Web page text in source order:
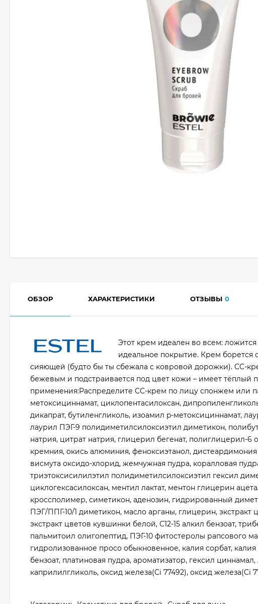
ОБЗОР ХАРАКТЕРИСТИКИ ОТЗЫВЫ 0
Этот крем идеален во всем:
идеальное покрытие. Крем борется
сияющей (будто бы ты сбежала с ковровой дорожки). CC-
бежевым и подстраивается под цвет кожи – имеет тёплый
применения:Распределите СС-крем по лицу спонжем или
метоксициннамат, циклопентасилоксан,
дикапрат, бутиленгликоль, изоамил p-метоксициннамат,
лаурил ПЭГ-9 полидиметилсилоксиэтил диметикон,
натрия, цитрат натрия, глицерил бегенат, полиглицерил-6
кремния, окись алюминия, феноксиэтанол,
висмута оксидо-хлорид, жемчужная пудра, коралловая
триэтоксисилилэтил полидиметилсилоксиэтил гексил
циклогексасилоксан, ментил лактат, ментон глицерин
кроссполимер, симетикон, аденозин, гидрированный
ПЭГ/ППГ-10/1 диметикон, масло арганы, глицерин, экстракт
экстракт цветов кувшинки белой, С12-15 алкил бензоат,
пальмитоил олигопептид, ПЭГ-10 фитостеролы рапсового
гидролизованное просо обыкновенное, калия сорбат,
бензоат, платиновая пудра, ароматизатор, гексил
каприлилгликоль, оксид железа(Ci 77492), оксид железа(Ci